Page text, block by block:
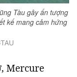
Tàu gây ấn tượng
kế mang cảm hứng
Mercure